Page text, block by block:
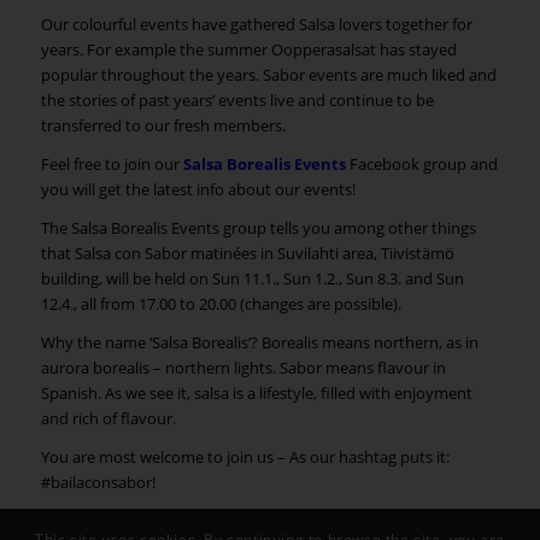
Our colourful events have gathered Salsa lovers together for
years. For example the summer Oopperasalsat has stayed
popular throughout the years. Sabor events are much liked and
the stories of past years’ events live and continue to be
transferred to our fresh members.
Feel free to join our Salsa Borealis EventsFacebook group and
you will get the latest info about our events!
The Salsa Borealis Events group tells you among other things
that Salsa con Sabor matinées in Suvilahti area, Tiivistämö
building, will be held on Sun 11.1., Sun 1.2., Sun 8.3. and Sun
12.4., all from 17.00 to 20.00 (changes are possible).
Why the name ‘Salsa Borealis’? Borealis means northern, as in
aurora borealis – northern lights. Sabor means flavour in
Spanish. As we see it, salsa is a lifestyle, filled with enjoyment
and rich of flavour.
You are most welcome to join us – As our hashtag puts it:
#bailaconsabor!